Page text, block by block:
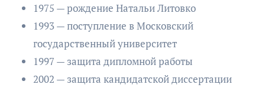
1975 — рождение Натальи Литовко
1993 — поступление в Московский
государственный университет
1997 — защита дипломной работы
2002 — защита кандидатской диссертации